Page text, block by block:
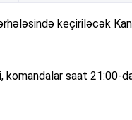
keçiriləcək
komandalar saat 21:00-